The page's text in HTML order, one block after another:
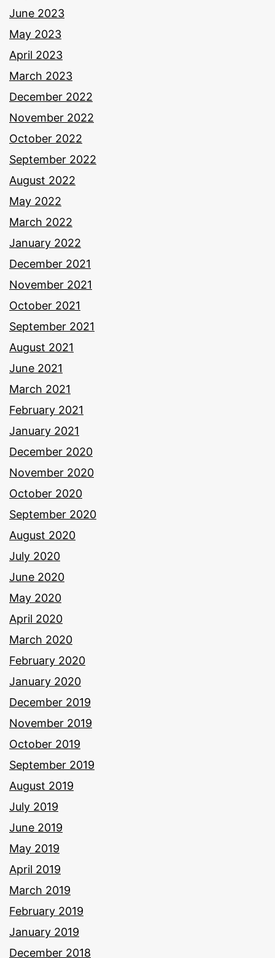
June 2023
May 2023
April 2023
March 2023
December 2022
November 2022
October 2022
September 2022
August 2022
May 2022
March 2022
January 2022
December 2021
November 2021
October 2021
September 2021
August 2021
June 2021
March 2021
February 2021
January 2021
December 2020
November 2020
October 2020
September 2020
August 2020
July 2020
June 2020
May 2020
April 2020
March 2020
February 2020
January 2020
December 2019
November 2019
October 2019
September 2019
August 2019
July 2019
June 2019
May 2019
April 2019
March 2019
February 2019
January 2019
December 2018